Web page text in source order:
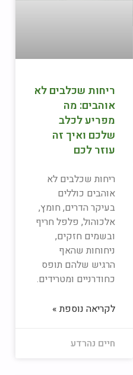
ריחות שכלבים לא
אוהבים: מה
מפריע לכלב
שלכם ואיך זה
עוזר לכם
ריחות שכלבים לא
אוהבים כוללים
בעיקר הדרים, חומץ,
אלכוהול, פלפל חריף
ובשמים חזקים,
ניחוחות שהאף
הרגיש שלהם תופס
כחודרניים ומטרידים.
לקריאה נוספת »
חיים נהרדע